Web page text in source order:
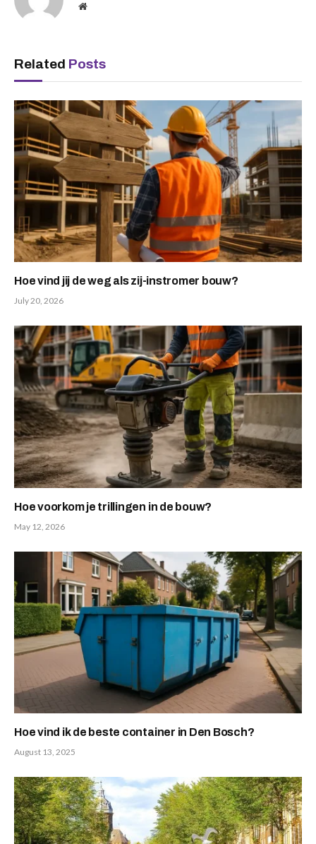
Website
Related Posts
Hoe vind jij de weg als zij-instromer bouw?
July 20, 2026
Hoe voorkom je trillingen in de bouw?
May 12, 2026
Hoe vind ik de beste container in Den Bosch?
August 13, 2025